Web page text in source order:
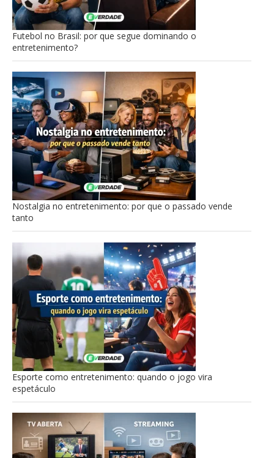
Futebol no Brasil: por que segue dominando o
entretenimento?
Nostalgia no entretenimento: por que o passado vende
tanto
Esporte como entretenimento: quando o jogo vira
espetáculo